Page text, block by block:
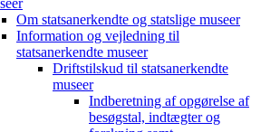
Om statsanerkendte og statslige museer
Information og vejledning til
statsanerkendte museer
Driftstilskud til statsanerkendte
museer
Indberetning af opgørelse af
besøgstal, indtægter og